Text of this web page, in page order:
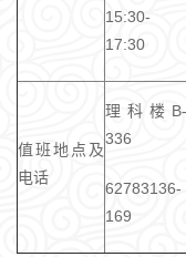
15:30-
17:30
值班地点及
电话
理科楼B-
336
62783136-
169